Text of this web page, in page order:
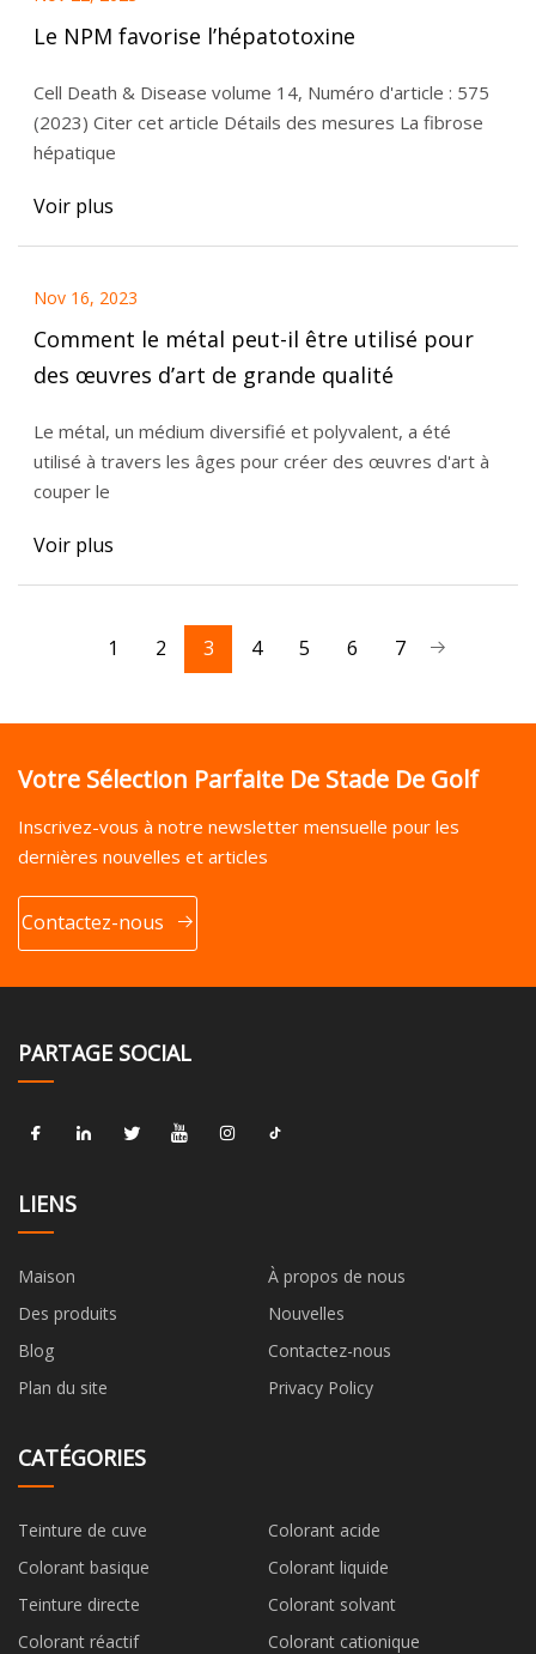
Le NPM favorise l’hépatotoxine
Cell Death & Disease volume 14, Numéro d'article : 575
(2023) Citer cet article Détails des mesures La fibrose
hépatique
Voir plus
Nov 16, 2023
Comment le métal peut-il être utilisé pour
des œuvres d’art de grande qualité
Le métal, un médium diversifié et polyvalent, a été
utilisé à travers les âges pour créer des œuvres d'art à
couper le
Voir plus
1 2 3 4 5 6 7
Votre Sélection Parfaite De Stade De Golf
Inscrivez-vous à notre newsletter mensuelle pour les
dernières nouvelles et articles
Contactez-nous
PARTAGE SOCIAL
LIENS
Maison
À propos de nous
Des produits
Nouvelles
Blog
Contactez-nous
Plan du site
Privacy Policy
CATÉGORIES
Teinture de cuve
Colorant acide
Colorant basique
Colorant liquide
Teinture directe
Colorant solvant
Colorant réactif
Colorant cationique